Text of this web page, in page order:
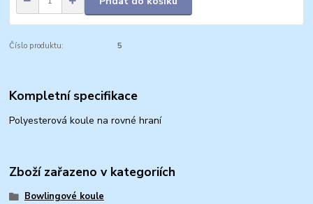
Číslo produktu: 5
Kompletní specifikace
Polyesterová koule na rovné hraní
Zboží zařazeno v kategoriích
Bowlingové koule